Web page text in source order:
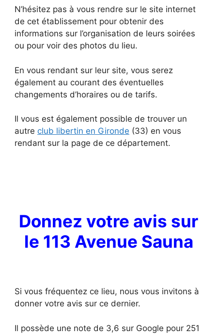
N’hésitez pas à vous rendre sur le site internet
de cet établissement pour obtenir des
informations sur l’organisation de leurs soirées
ou pour voir des photos du lieu.
En vous rendant sur leur site, vous serez
également au courant des éventuelles
changements d’horaires ou de tarifs.
Il vous est également possible de trouver un
autre club libertin en Gironde (33) en vous
rendant sur la page de ce département.
Donnez votre avis sur
le 113 Avenue Sauna
Si vous fréquentez ce lieu, nous vous invitons à
donner votre avis sur ce dernier.
Il possède une note de 3,6 sur Google pour 251